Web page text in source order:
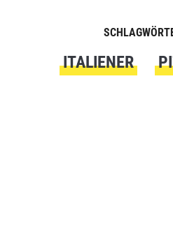
ITALIENER